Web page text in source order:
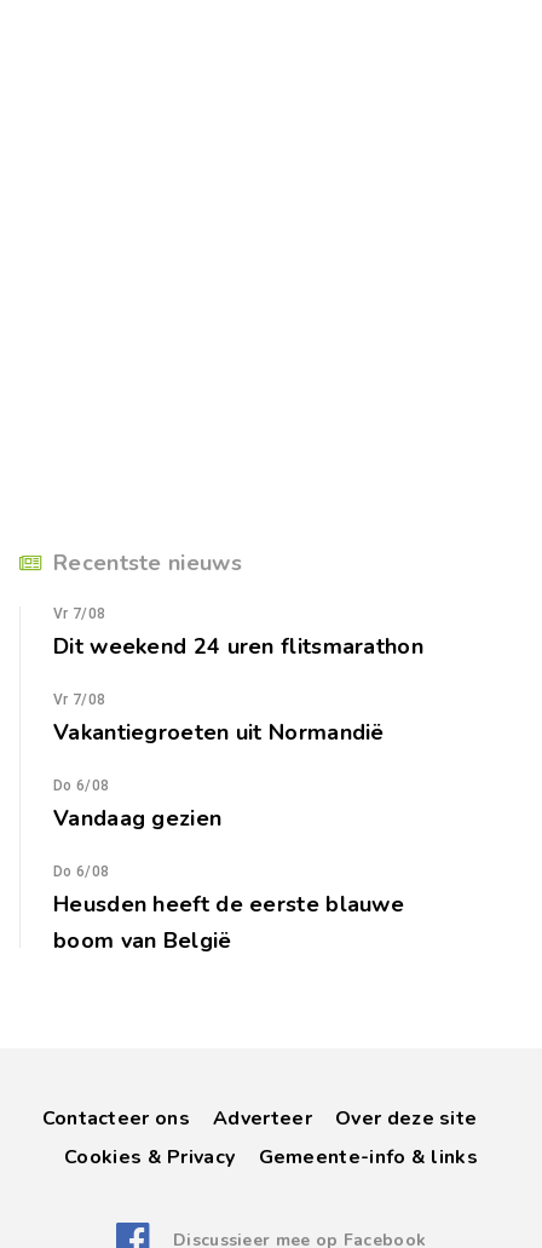
Recentste nieuws
Vr 7/08
Dit weekend 24 uren flitsmarathon
Vr 7/08
Vakantiegroeten uit Normandië
Do 6/08
Vandaag gezien
Do 6/08
Heusden heeft de eerste blauwe
boom van België
Contacteer ons Adverteer
Over deze site
Cookies & Privacy
Gemeente-info & links
Discussieer mee op Facebook